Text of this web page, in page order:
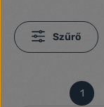
Szűrő
Oldal
1